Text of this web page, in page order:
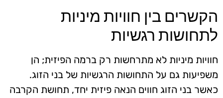
הקשרים בין חוויות מיניות
לתחושות רגשיות
חוויות מיניות לא מתרחשות רק ברמה הפיזית; הן
משפיעות גם על התחושות הרגשיות של בני הזוג.
כאשר בני הזוג חווים הנאה פיזית יחד, תחושת הקרבה